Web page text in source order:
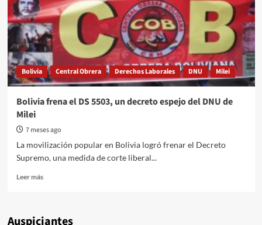
la
democracia
Bolivia Central Obrera Derechos Laborales DNU Milei
Bolivia frena el DS 5503, un decreto espejo del DNU de
Milei
7 meses ago
La movilización popular en Bolivia logró frenar el Decreto
Supremo, una medida de corte liberal...
Leer másRead
frena
Auspiciantes